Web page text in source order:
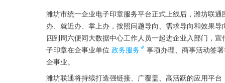
潍坊市统一企业电子印章服务平台正式上线后，潍坊联
办、就近办、掌上办，按照问题导向、需求导向和效果
四到周六便同大数据中心工作人员一起进企业入部门，
子印章在企事业单位 政务服务
事项办理、商事活动签
企事业。
潍坊联通将持续打造强链接、广覆盖、高活跃的应用平